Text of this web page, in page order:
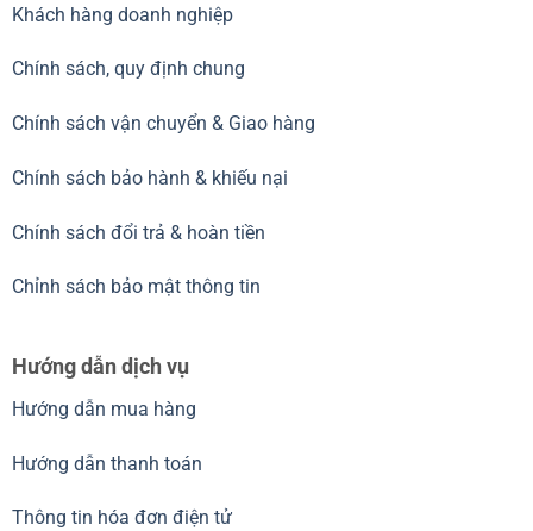
Khách hàng doanh nghiệp
Chính sách, quy định chung
Chính sách vận chuyển & Giao hàng
Chính sách bảo hành & khiếu nại
Chính sách đổi trả & hoàn tiền
Chỉnh sách bảo mật thông tin
Hướng dẫn dịch vụ
Hướng dẫn mua hàng
Hướng dẫn thanh toán
Thông tin hóa đơn điện tử